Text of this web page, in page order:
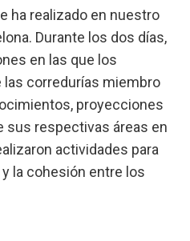
ha realizado en nuestro
Durante los dos días,
en las que los
corredurías miembro
proyecciones
sus respectivas áreas en
actividades para
la cohesión entre los